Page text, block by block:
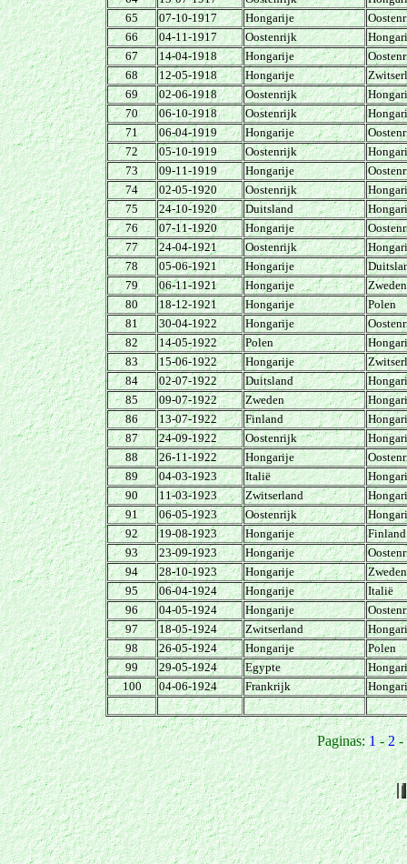
65
07-10-1917 Hongarije
66
04-11-1917 Oostenrijk
67
14-04-1918 Hongarije
68
12-05-1918 Hongarije
69
02-06-1918 Oostenrijk
70
06-10-1918 Oostenrijk
71
06-04-1919 Hongarije
72
05-10-1919 Oostenrijk
73
09-11-1919 Hongarije
74
02-05-1920 Oostenrijk
75
24-10-1920 Duitsland
76
07-11-1920 Hongarije
77
24-04-1921 Oostenrijk
78
05-06-1921 Hongarije
79
06-11-1921 Hongarije
Zweden
80
18-12-1921 Hongarije
Polen
81
30-04-1922 Hongarije
82
14-05-1922 Polen
83
15-06-1922 Hongarije
84
02-07-1922 Duitsland
85
09-07-1922 Zweden
86
13-07-1922 Finland
87
24-09-1922 Oostenrijk
88
26-11-1922 Hongarije
89
04-03-1923 Italië
90
11-03-1923 Zwitserland
91
06-05-1923 Oostenrijk
92
19-08-1923 Hongarije
Finland
93
23-09-1923 Hongarije
94
28-10-1923 Hongarije
Zweden
95
06-04-1924 Hongarije
Italië
96
04-05-1924 Hongarije
97
18-05-1924 Zwitserland
98
26-05-1924 Hongarije
Polen
99
29-05-1924 Egypte
100
04-06-1924 Frankrijk
Paginas:1-2-